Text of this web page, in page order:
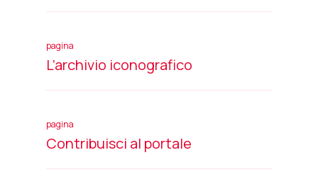
pagina
L’archivio iconografico
pagina
Contribuisci al portale